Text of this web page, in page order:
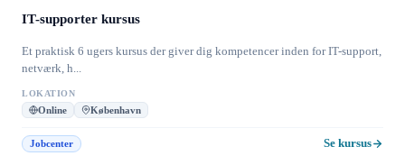
IT-supporter kursus
Et praktisk 6 ugers kursus der giver dig kompetencer inden for IT-support,
netværk, h...
LOKATION
Online København
Jobcenter Se kursus